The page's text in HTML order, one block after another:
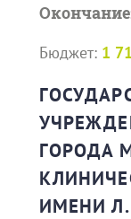
Бюджет: 1
ГОРОДА
ИМЕНИ